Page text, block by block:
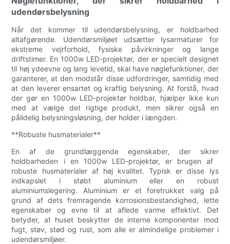
udendørsbelysning
Når det kommer til udendørsbelysning, er holdbarhed
altafgørende. Udendørsmiljøet udsætter lysarmaturer for
ekstreme vejrforhold, fysiske påvirkninger og lange
driftstimer. En 1000w LED-projektør, der er specielt designet
til høj ydeevne og lang levetid, skal have nøglefunktioner, der
garanterer, at den modstår disse udfordringer, samtidig med
at den leverer ensartet og kraftig belysning. At forstå, hvad
der gør en 1000w LED-projektør holdbar, hjælper ikke kun
med at vælge det rigtige produkt, men sikrer også en
pålidelig belysningsløsning, der holder i længden.
**Robuste husmaterialer**
En af de grundlæggende egenskaber, der sikrer
holdbarheden i en 1000w LED-projektør, er brugen af ​​
robuste husmaterialer af høj kvalitet. Typisk er disse lys
indkapslet i støbt aluminium eller en robust
aluminiumslegering. Aluminium er et foretrukket valg på
grund af dets fremragende korrosionsbestandighed, lette
egenskaber og evne til at aflede varme effektivt. Det
betyder, at huset beskytter de interne komponenter mod
fugt, støv, stød og rust, som alle er almindelige problemer i
udendørsmiljøer.